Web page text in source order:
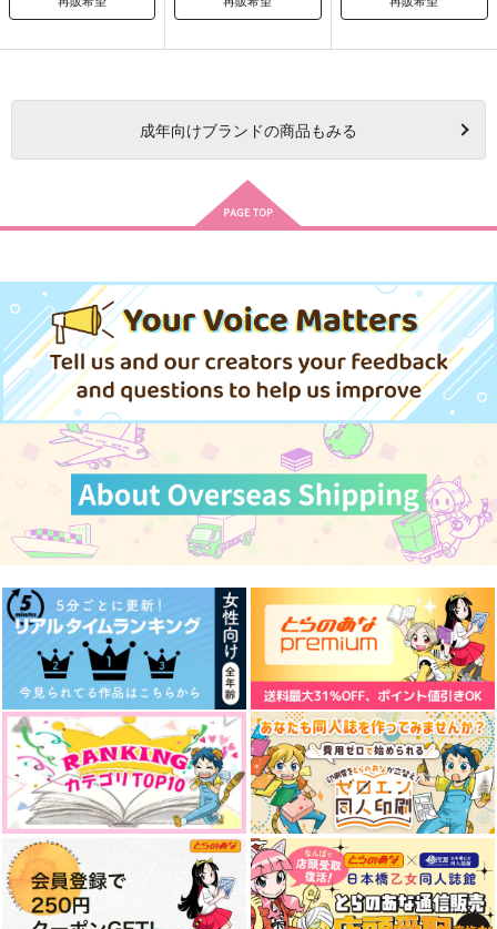
成年向けブランドの商品もみる